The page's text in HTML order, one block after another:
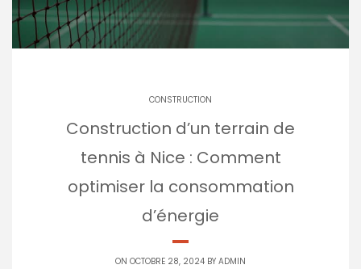
CONSTRUCTION
Construction d’un terrain de
tennis à Nice : Comment
optimiser la consommation
d’énergie
ON OCTOBRE 28, 2024 BY ADMIN